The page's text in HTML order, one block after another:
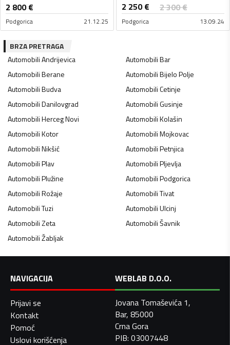
2 800€
Podgorica 21.12.25
2 250€ 2 300€
Podgorica 13.09.24
BRZA PRETRAGA
AutomobiliAndrijevica AutomobiliBar
AutomobiliBerane AutomobiliBijelo Polje
AutomobiliBudva AutomobiliCetinje
AutomobiliDanilovgrad AutomobiliGusinje
AutomobiliHerceg Novi AutomobiliKolašin
AutomobiliKotor AutomobiliMojkovac
AutomobiliNikšić AutomobiliPetnjica
AutomobiliPlav AutomobiliPljevlja
AutomobiliPlužine AutomobiliPodgorica
AutomobiliRožaje AutomobiliTivat
AutomobiliTuzi AutomobiliUlcinj
AutomobiliZeta AutomobiliŠavnik
AutomobiliŽabljak
NAVIGACIJA
Prijavi se
Kontakt
Pomoć
Uslovi korišćenja
WEBLAB D.O.O.
Jovana Tomaševića 1,
Bar, 85000
Crna Gora
PIB: 03007448